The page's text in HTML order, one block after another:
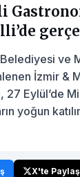
ve
İzmir &
27 Eylül’de
yoğun
X'te Paylaş